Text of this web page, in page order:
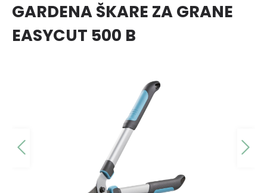
GARDENA ŠKARE ZA GRANE
EASYCUT 500 B